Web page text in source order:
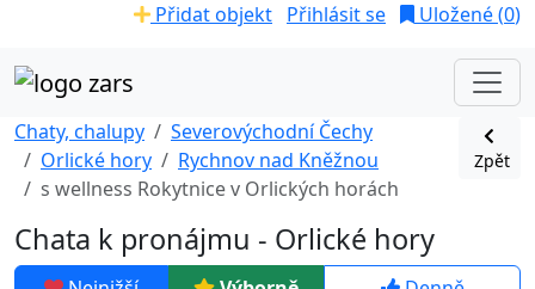
Přidat objekt Přihlásit se Uložené (0)
Chaty, chalupy
Severovýchodní Čechy
Orlické hory
Rychnov nad Kněžnou
s wellness Rokytnice v Orlických horách
Zpět
Chata k pronájmu - Orlické hory